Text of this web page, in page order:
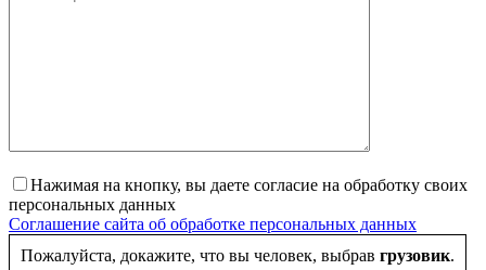
Нажимая на кнопку, вы даете согласие на обработку своих
персональных данных
Соглашение сайта об обработке персональных данных
Пожалуйста, докажите, что вы человек, выбрав грузовик.